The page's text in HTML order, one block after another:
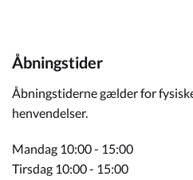
Åbningstider
Åbningstiderne gælder for
henvendelser.
Mandag 10:00 - 15:00
Tirsdag 10:00 - 15:00